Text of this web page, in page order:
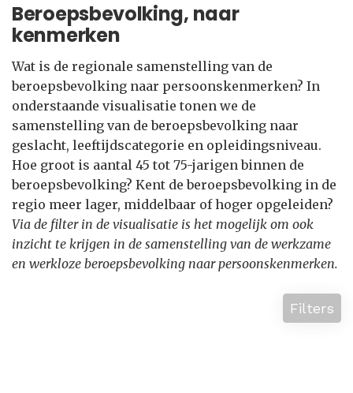
Beroepsbevolking, naar
kenmerken
Wat is de regionale samenstelling van de
beroepsbevolking naar persoonskenmerken? In
onderstaande visualisatie tonen we de
samenstelling van de beroepsbevolking naar
geslacht, leeftijdscategorie en opleidingsniveau.
Hoe groot is aantal 45 tot 75-jarigen binnen de
beroepsbevolking? Kent de beroepsbevolking in de
regio meer lager, middelbaar of hoger opgeleiden?
Via de filter in de visualisatie is het mogelijk om ook
inzicht te krijgen in de samenstelling van de werkzame
en werkloze beroepsbevolking naar persoonskenmerken.
Filters